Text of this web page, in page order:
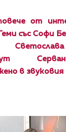
от
със Софи
в